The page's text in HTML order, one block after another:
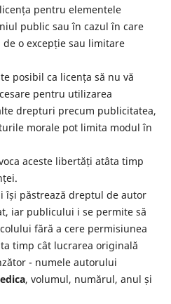
pentru elementele
public sau în cazul în care
o excepție sau limitare
posibil ca licența să nu vă
pentru utilizarea
drepturi precum publicitatea,
morale pot limita modul în
aceste libertăți atâta timp
își păstrează dreptul de autor
iar publicului i se permite să
fără a cere permisiunea
timp cât lucrarea originală
- numele autorului
, volumul, numărul, anul și